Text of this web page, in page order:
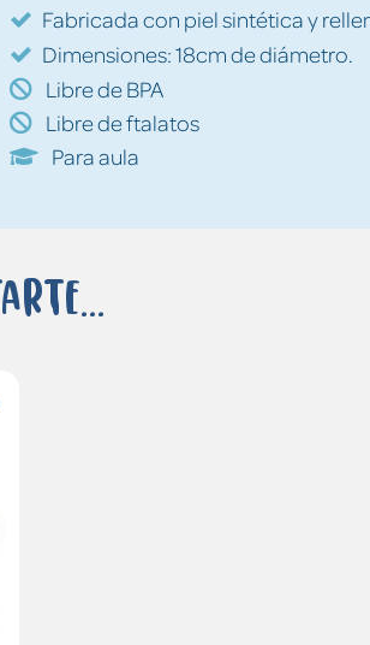
Fabricada con piel sintética y
Dimensiones: 18cm de diámetro.
Libre de BPA
Libre de ftalatos
Para aula